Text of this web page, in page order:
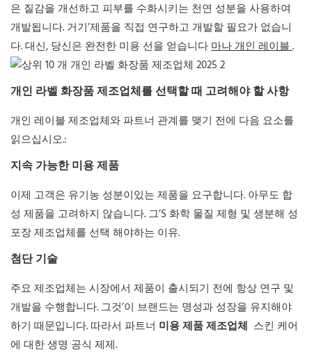
은 질감을 개선하고 피부를 수화시키는 천연 성분을 사용하여
개발됩니다. 거기’제품을 직접 연구하고 개발할 필요가 없습니
다. 대신, 당신은 완전한 미용 선을 얻습니다마나 개인 레이블.
개인 라벨 화장품 제조업체를 선택할 때 고려해야 할 사항
개인 레이블 제조업체와 파트너 관계를 맺기 전에 다음 요소를
읽으십시오.:
지속 가능한 미용 제품
이제 고객은 유기농 성분이있는 제품을 요구합니다. 아무도 합
성 제품을 고려하지 않습니다. 그’S 화학 물질 제형 및 생분해 성
포장 제조업체를 선택 해야하는 이유.
첨단 기술
주요 제조업체는 시장에서 제품이 출시되기 전에 항상 연구 및
개발을 수행합니다. 그것’이 브랜드는 명성과 성장을 유지해야
하기 때문입니다. 따라서 파트너 미용 제품 제조업체 스킨 케어
에 대한 생명 공식 제제.